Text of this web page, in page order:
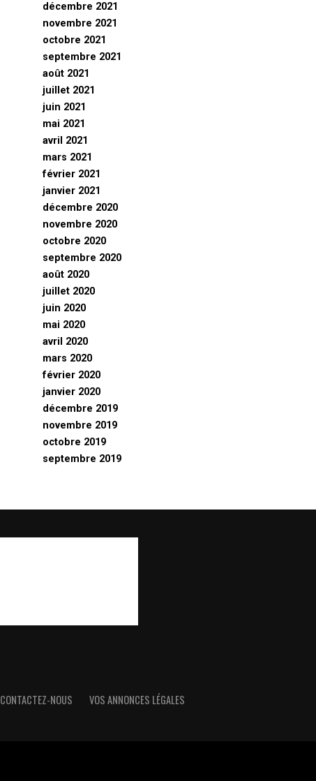
décembre 2021
novembre 2021
octobre 2021
septembre 2021
août 2021
juillet 2021
juin 2021
mai 2021
avril 2021
mars 2021
février 2021
janvier 2021
décembre 2020
novembre 2020
octobre 2020
septembre 2020
août 2020
juillet 2020
juin 2020
mai 2020
avril 2020
mars 2020
février 2020
janvier 2020
décembre 2019
novembre 2019
octobre 2019
septembre 2019
CONTACTEZ-NOUS VOS ANNONCES LÉGALES